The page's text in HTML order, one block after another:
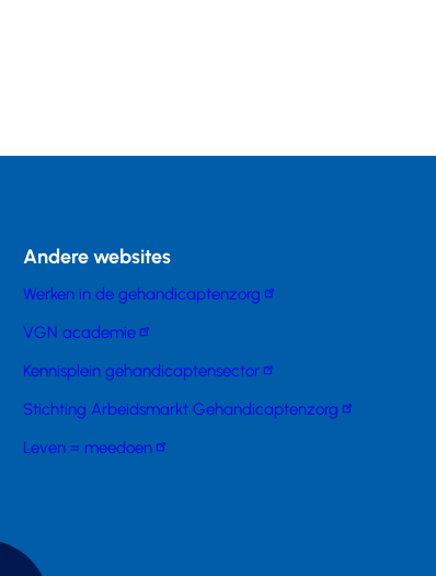
Andere websites
Werken in de gehandicaptenzorg
VGN academie
Kennisplein gehandicaptensector
Stichting Arbeidsmarkt Gehandicaptenzorg
Leven = meedoen